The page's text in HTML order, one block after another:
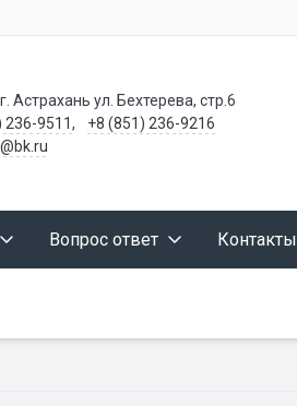
Астрахань ул. Бехтерева, стр.6
236-9511,
+8 (851) 236-9216
Вопрос ответ Контакты